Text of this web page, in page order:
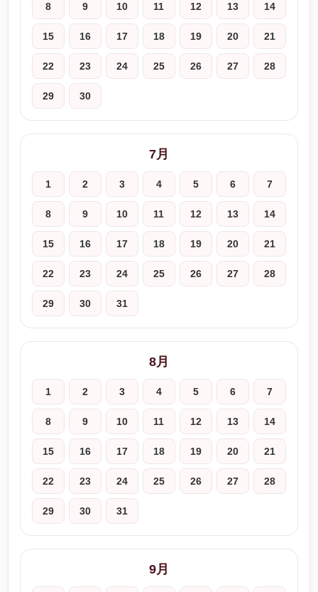
8 9 10 11 12 13 14
15 16 17 18 19 20 21
22 23 24 25 26 27 28
29 30
7月
1 2 3 4 5 6 7
8 9 10 11 12 13 14
15 16 17 18 19 20 21
22 23 24 25 26 27 28
29 30 31
8月
1 2 3 4 5 6 7
8 9 10 11 12 13 14
15 16 17 18 19 20 21
22 23 24 25 26 27 28
29 30 31
9月